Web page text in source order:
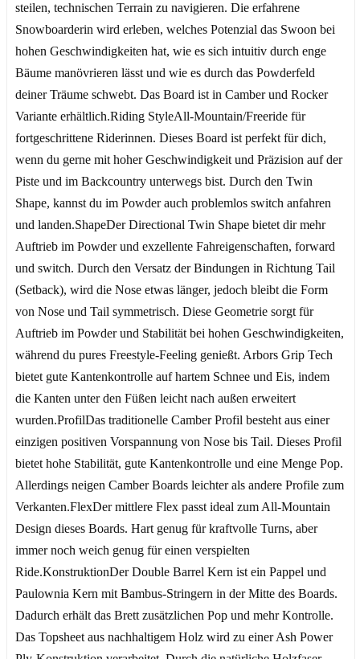
steilen, technischen Terrain zu navigieren. Die erfahrene
Snowboarderin wird erleben, welches Potenzial das Swoon bei
hohen Geschwindigkeiten hat, wie es sich intuitiv durch enge
Bäume manövrieren lässt und wie es durch das Powderfeld
deiner Träume schwebt. Das Board ist in Camber und Rocker
Variante erhältlich.Riding StyleAll-Mountain/Freeride für
fortgeschrittene Riderinnen. Dieses Board ist perfekt für dich,
wenn du gerne mit hoher Geschwindigkeit und Präzision auf der
Piste und im Backcountry unterwegs bist. Durch den Twin
Shape, kannst du im Powder auch problemlos switch anfahren
und landen.ShapeDer Directional Twin Shape bietet dir mehr
Auftrieb im Powder und exzellente Fahreigenschaften, forward
und switch. Durch den Versatz der Bindungen in Richtung Tail
(Setback), wird die Nose etwas länger, jedoch bleibt die Form
von Nose und Tail symmetrisch. Diese Geometrie sorgt für
Auftrieb im Powder und Stabilität bei hohen Geschwindigkeiten,
während du pures Freestyle-Feeling genießt. Arbors Grip Tech
bietet gute Kantenkontrolle auf hartem Schnee und Eis, indem
die Kanten unter den Füßen leicht nach außen erweitert
wurden.ProfilDas traditionelle Camber Profil besteht aus einer
einzigen positiven Vorspannung von Nose bis Tail. Dieses Profil
bietet hohe Stabilität, gute Kantenkontrolle und eine Menge Pop.
Allerdings neigen Camber Boards leichter als andere Profile zum
Verkanten.FlexDer mittlere Flex passt ideal zum All-Mountain
Design dieses Boards. Hart genug für kraftvolle Turns, aber
immer noch weich genug für einen verspielten
Ride.KonstruktionDer Double Barrel Kern ist ein Pappel und
Paulownia Kern mit Bambus-Stringern in der Mitte des Boards.
Dadurch erhält das Brett zusätzlichen Pop und mehr Kontrolle.
Das Topsheet aus nachhaltigem Holz wird zu einer Ash Power